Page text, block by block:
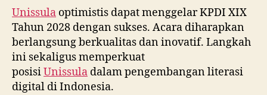
Unissula optimistis dapat menggelar KPDI XIX
Tahun 2028 dengan sukses. Acara diharapkan
berlangsung berkualitas dan inovatif. Langkah
ini sekaligus memperkuat
posisiUnissula dalam pengembangan literasi
digital di Indonesia.